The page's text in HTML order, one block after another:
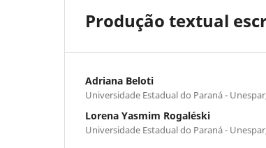
Produção textual
Adriana Beloti
Universidade Estadual do Paraná -
Lorena Yasmim Rogaléski
Universidade Estadual do Paraná -